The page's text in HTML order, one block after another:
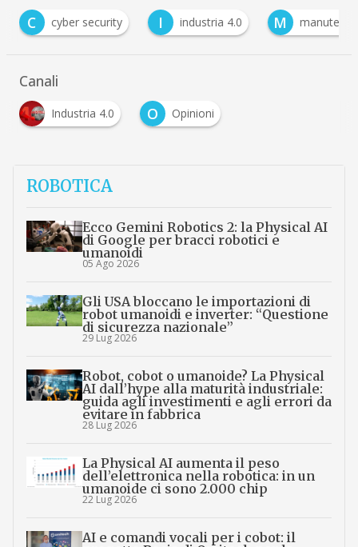
C
cyber security I industria 4.0 M
Canali
Industria 4.0 O Opinioni
ROBOTICA
Ecco Gemini Robotics 2: la Physical AI
di Google per bracci robotici e
umanoidi
05 Ago 2026
Gli USA bloccano le importazioni di
robot umanoidi e inverter: “Questione
di sicurezza nazionale”
29 Lug 2026
Robot, cobot o umanoide? La Physical
AI dall’hype alla maturità industriale:
guida agli investimenti e agli errori da
evitare in fabbrica
28 Lug 2026
La Physical AI aumenta il peso
dell’elettronica nella robotica: in un
umanoide ci sono 2.000 chip
22 Lug 2026
AI e comandi vocali per i cobot: il